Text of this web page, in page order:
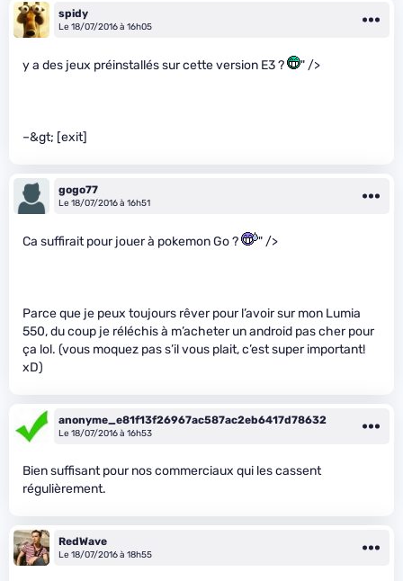
spidy
Le 18/07/2016 à 16h05
y a des jeux préinstallés sur cette version E3 ? " />
–&gt; [exit]
gogo77
Le 18/07/2016 à 16h51
Ca suffirait pour jouer à pokemon Go ? " />
Parce que je peux toujours rêver pour l’avoir sur mon Lumia
550, du coup je réléchis à m’acheter un android pas cher pour
ça lol. (vous moquez pas s’il vous plait, c’est super important!
xD)
anonyme_e81f13f26967ac587ac2eb6417d78632
Le 18/07/2016 à 16h53
Bien suffisant pour nos commerciaux qui les cassent
régulièrement.
RedWave
Le 18/07/2016 à 18h55